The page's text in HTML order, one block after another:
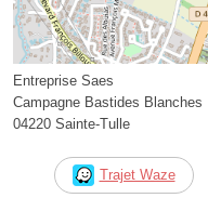
Entreprise Saes
Campagne Bastides Blanches
04220 Sainte-Tulle
Trajet Waze